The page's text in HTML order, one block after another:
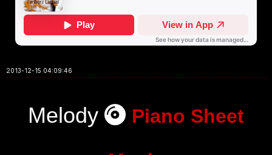
2013-12-15 04:09:46
Melody Piano Sheet